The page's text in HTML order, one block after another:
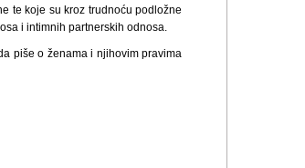
te koje su kroz trudnoću podložne
i intimnih partnerskih odnosa.
piše o ženama i njihovim pravima